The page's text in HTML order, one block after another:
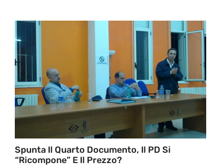
Spunta Il Quarto Documento, Il PD Si
“ricompone” E Il Prezzo?